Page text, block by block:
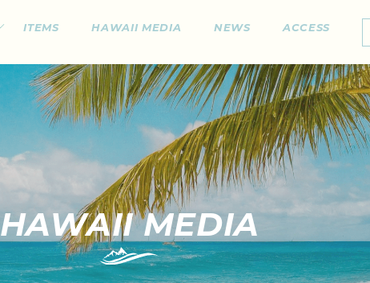
ITEMS HAWAII MEDIA NEWS ACCESS
HAWAII MEDIA